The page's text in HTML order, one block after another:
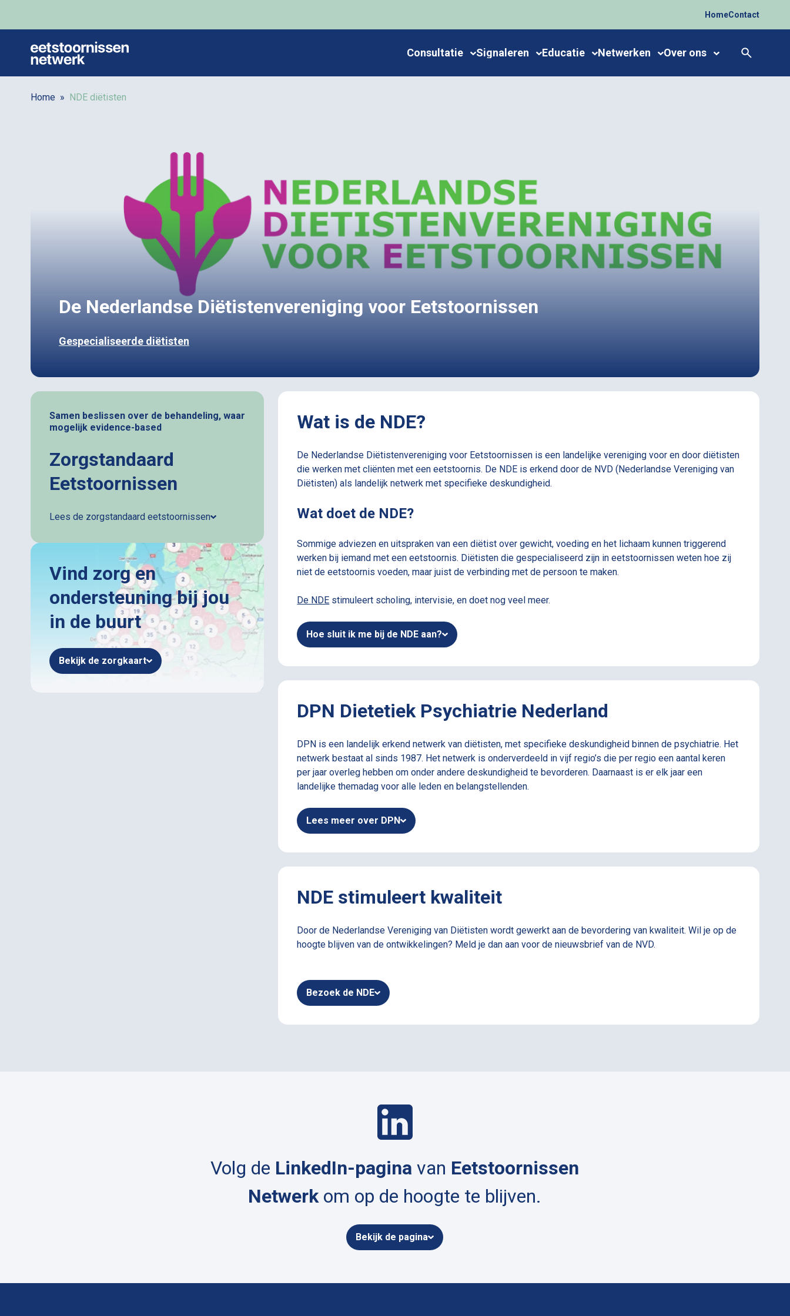
HomeContact
Consultatie Signaleren Educatie Netwerken Over ons
Home » NDE diëtisten
De Nederlandse Diëtistenvereniging voor Eetstoornissen
Gespecialiseerde diëtisten
Wat is de NDE?
De Nederlandse Diëtistenvereniging voor Eetstoornissen is een landelijke vereniging voor en door diëtisten
die werken met cliënten met een eetstoornis. De NDE is erkend door de NVD (Nederlandse Vereniging van
Diëtisten) als landelijk netwerk met specifieke deskundigheid.
Wat doet de NDE?
Sommige adviezen en uitspraken van een diëtist over gewicht, voeding en het lichaam kunnen triggerend
werken bij iemand met een eetstoornis. Diëtisten die gespecialiseerd zijn in eetstoornissen weten hoe zij
niet de eetstoornis voeden, maar juist de verbinding met de persoon te maken.
De NDE stimuleert scholing, intervisie, en doet nog veel meer.
Hoe sluit ik me bij de NDE aan?
DPN Dietetiek Psychiatrie Nederland
DPN is een landelijk erkend netwerk van diëtisten, met specifieke deskundigheid binnen de psychiatrie. Het
netwerk bestaat al sinds 1987. Het netwerk is onderverdeeld in vijf regio’s die per regio een aantal keren
per jaar overleg hebben om onder andere deskundigheid te bevorderen. Daarnaast is er elk jaar een
landelijke themadag voor alle leden en belangstellenden.
Lees meer over DPN
NDE stimuleert kwaliteit
Door de Nederlandse Vereniging van Diëtisten wordt gewerkt aan de bevordering van kwaliteit. Wil je op de
hoogte blijven van de ontwikkelingen? Meld je dan aan voor de nieuwsbrief van de NVD.
Bezoek de NDE
Samen beslissen over de behandeling, waar
mogelijk evidence-based
Zorgstandaard
Eetstoornissen
Lees de zorgstandaard eetstoornissen
Vind zorg en
ondersteuning bij jou
in de buurt
Bekijk de zorgkaart
Volg de LinkedIn-pagina van Eetstoornissen
Netwerkom op de hoogte te blijven.
Bekijk de pagina